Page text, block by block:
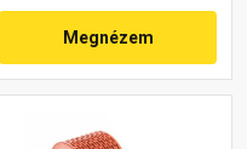
Megnézem